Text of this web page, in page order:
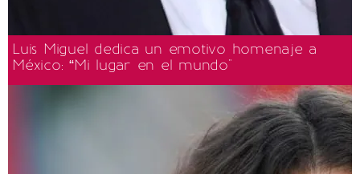
Luis Miguel dedica un emotivo homenaje a
México: “Mi lugar en el mundo"